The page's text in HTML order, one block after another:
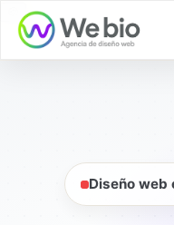
Diseño web